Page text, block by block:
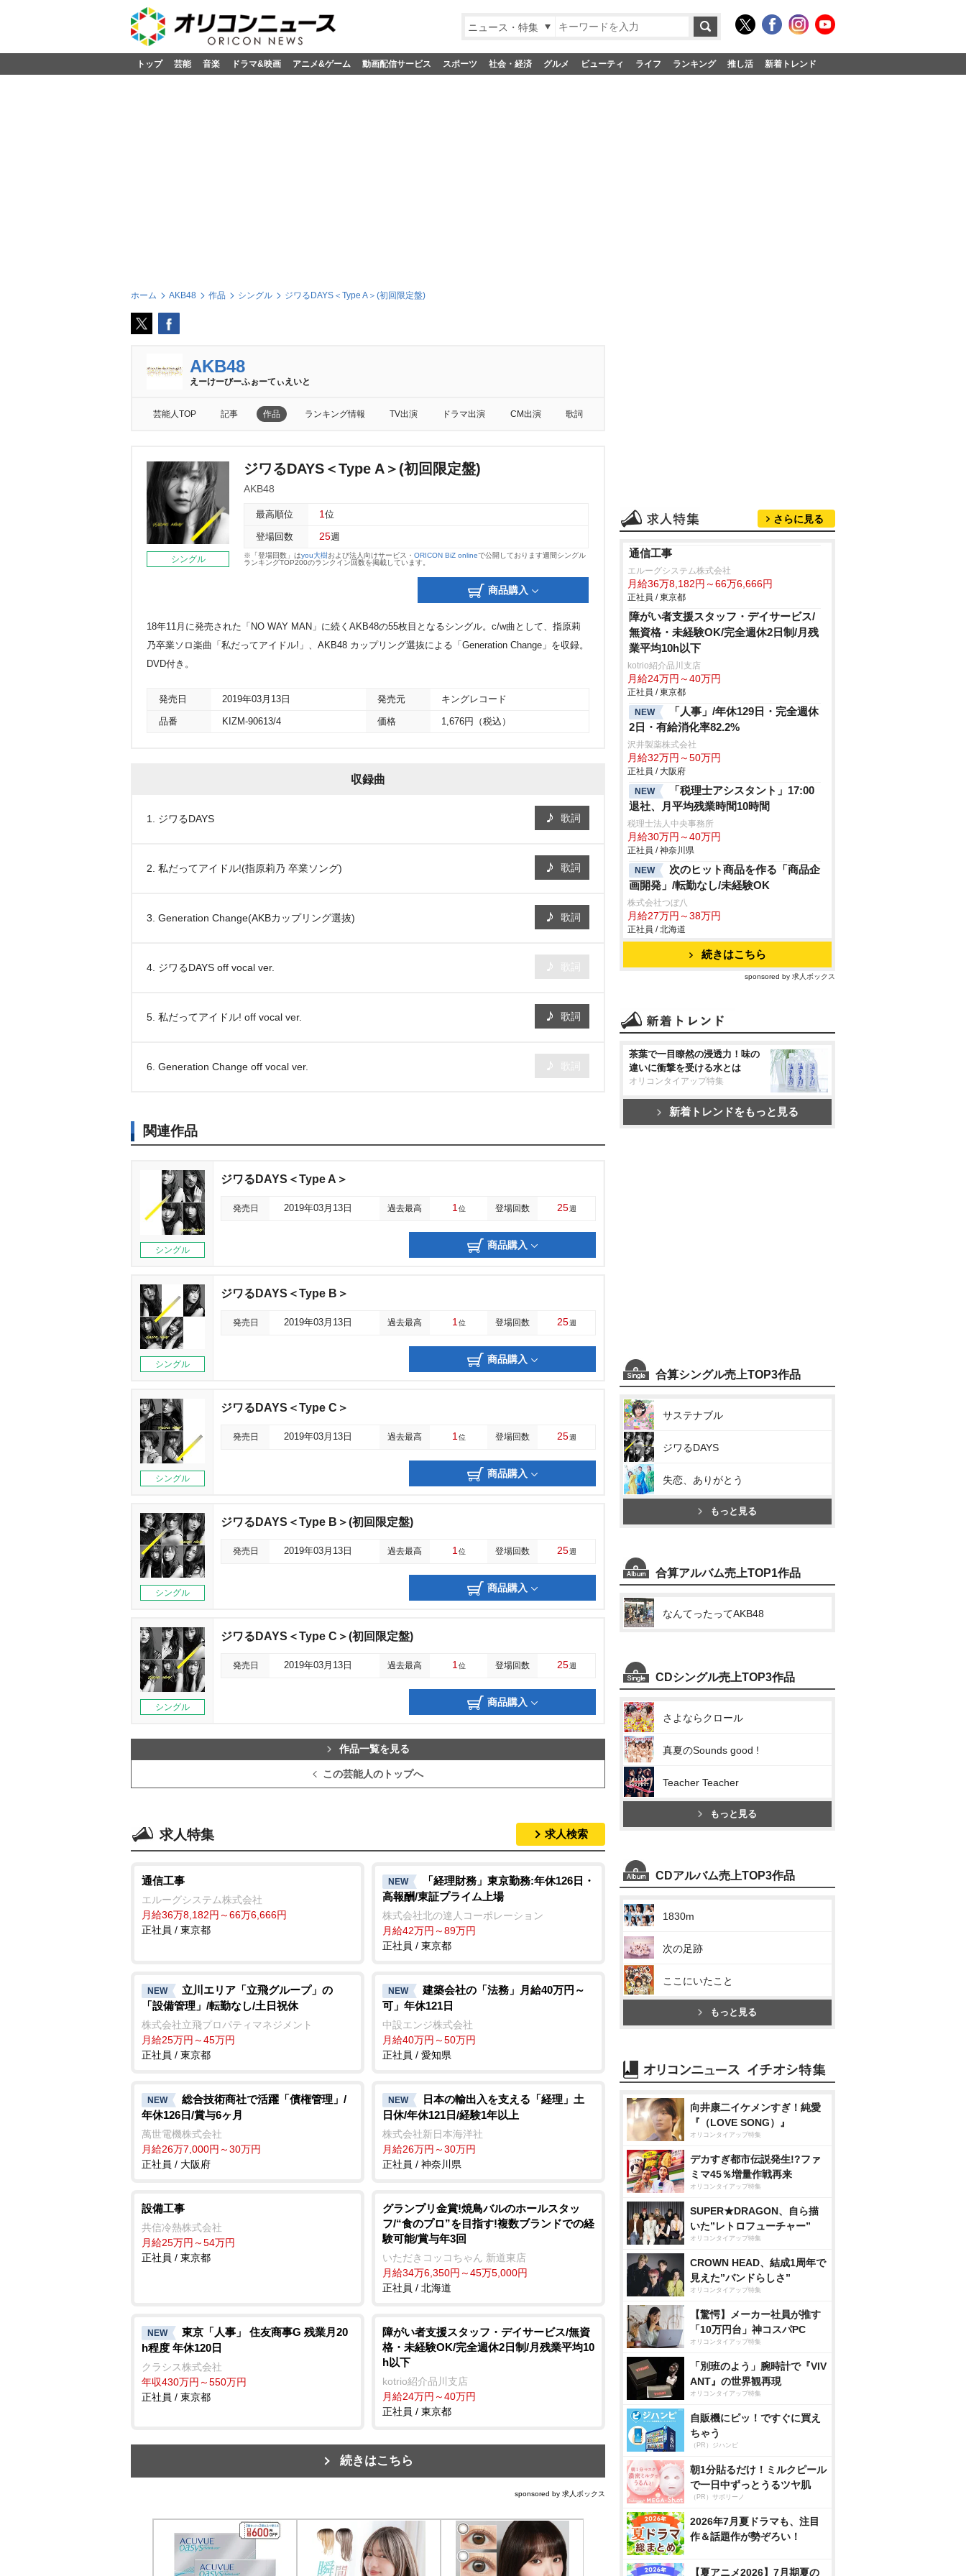
ニュース・特集
トップ 芸能 音楽 ドラマ&映画 アニメ&ゲーム 動画配信サービス スポーツ 社会・経済 グルメ ビューティ ライフ ランキング 推し活 新着トレンド
ホーム AKB48 作品 シングル ジワるDAYS＜Type A＞(初回限定盤)
AKB48
えーけーびーふぉーてぃえいと
芸能人TOP 記事 作品 ランキング情報 TV出演 ドラマ出演 CM出演 歌詞
シングル
ジワるDAYS＜Type A＞(初回限定盤)
AKB48
最高順位 1 位
登場回数 25週
※「登場回数」はyou大樹および法人向けサービス・ ORICON BiZ onlineで公開しております週間シングル
ランキングTOP200のランクイン回数を掲載しています。
商品購入
18年11月に発売された「NO WAY MAN」に続くAKB48の55枚目となるシングル。c/w曲として、指原莉
乃卒業ソロ楽曲「私だってアイドル!」、AKB48 カップリング選抜による「Generation Change」を収録。
DVD付き。
発売日 2019年03月13日 発売元 キングレコード
品番 KIZM-90613/4 価格 1,676円（税込）
収録曲
1. ジワるDAYS 歌詞
2. 私だってアイドル!(指原莉乃 卒業ソング) 歌詞
3. Generation Change(AKBカップリング選抜) 歌詞
4. ジワるDAYS off vocal ver.
5. 私だってアイドル! off vocal ver. 歌詞
6. Generation Change off vocal ver.
関連作品
シングル
ジワるDAYS＜Type A＞
発売日 2019年03月13日 過去最高 1 位 登場回数 25週
商品購入
シングル
ジワるDAYS＜Type B＞
発売日 2019年03月13日 過去最高 1 位 登場回数 25週
商品購入
シングル
ジワるDAYS＜Type C＞
発売日 2019年03月13日 過去最高 1 位 登場回数 25週
商品購入
シングル
ジワるDAYS＜Type B＞(初回限定盤)
発売日 2019年03月13日 過去最高 1 位 登場回数 25週
商品購入
シングル
ジワるDAYS＜Type C＞(初回限定盤)
発売日 2019年03月13日 過去最高 1 位 登場回数 25週
商品購入
作品一覧を見る
この芸能人のトップへ
求人特集 求人検索
通信工事
エルーグシステム株式会社
月給36万8,182円～66万6,666円
正社員 / 東京都
NEW
「経理財務」東京勤務:年休126日・
高報酬/東証プライム上場
株式会社北の達人コーポレーション
月給42万円～89万円
正社員 / 東京都
NEW
立川エリア「立飛グループ」の
「設備管理」/転勤なし/土日祝休
株式会社立飛プロパティマネジメント
月給25万円～45万円
正社員 / 東京都
NEW
建築会社の「法務」月給40万円～
可」年休121日
中設エンジ株式会社
月給40万円～50万円
正社員 / 愛知県
NEW
総合技術商社で活躍「債権管理」/
年休126日/賞与6ヶ月
萬世電機株式会社
月給26万7,000円～30万円
正社員 / 大阪府
NEW
日本の輸出入を支える「経理」土
日休/年休121日/経験1年以上
株式会社新日本海洋社
月給26万円～30万円
正社員 / 神奈川県
設備工事
共信冷熱株式会社
月給25万円～54万円
正社員 / 東京都
グランプリ金賞!焼鳥バルのホールスタッ
フ/“食のプロ”を目指す!複数ブランドでの経
験可能/賞与年3回
いただきコッコちゃん 新道東店
月給34万6,350円～45万5,000円
正社員 / 北海道
NEW
東京「人事」 住友商事G 残業月20
h程度 年休120日
クラシス株式会社
年収430万円～550万円
正社員 / 東京都
障がい者支援スタッフ・デイサービス/無資
格・未経験OK/完全週休2日制/月残業平均10
h以下
kotrio紹介品川支店
月給24万円～40万円
正社員 / 東京都
続きはこちら
sponsored by 求人ボックス
さらに見る
通信工事
エルーグシステム株式会社
月給36万8,182円～66万6,666円
正社員 / 東京都
障がい者支援スタッフ・デイサービス/
無資格・未経験OK/完全週休2日制/月残
業平均10h以下
kotrio紹介品川支店
月給24万円～40万円
正社員 / 東京都
NEW
「人事」/年休129日・完全週休
2日・有給消化率82.2%
沢井製薬株式会社
月給32万円～50万円
正社員 / 大阪府
NEW
「税理士アシスタント」17:00
退社、月平均残業時間10時間
税理士法人中央事務所
月給30万円～40万円
正社員 / 神奈川県
NEW
次のヒット商品を作る「商品企
画開発」/転勤なし/未経験OK
株式会社つぼ八
月給27万円～38万円
正社員 / 北海道
続きはこちら
sponsored by 求人ボックス
茶葉で一目瞭然の浸透力！味の
違いに衝撃を受ける水とは
オリコンタイアップ特集
新着トレンドをもっと見る
合算シングル売上TOP3作品
サステナブル
ジワるDAYS
失恋、ありがとう
もっと見る
合算アルバム売上TOP1作品
なんてったってAKB48
CDシングル売上TOP3作品
さよならクロール
真夏のSounds good !
Teacher Teacher
もっと見る
CDアルバム売上TOP3作品
1830m
次の足跡
ここにいたこと
もっと見る
向井康二イケメンすぎ！純愛
『（LOVE SONG）』
オリコンタイアップ特集
デカすぎ都市伝説発生!?ファ
ミマ45％増量作戦再来
オリコンタイアップ特集
SUPER★DRAGON、自ら描
いた”レトロフューチャー”
オリコンタイアップ特集
CROWN HEAD、結成1周年で
見えた”バンドらしさ”
オリコンタイアップ特集
【驚愕】メーカー社員が推す
「10万円台」神コスパPC
オリコンタイアップ特集
「別班のよう」腕時計で『VIV
ANT』の世界観再現
オリコンタイアップ特集
自販機にピッ！ですぐに買え
ちゃう
（PR）ジハンピ
朝1分貼るだけ！ミルクピール
で一日中ずっとうるツヤ肌
（PR）サボリーノ
2026年7月夏ドラマも、注目
作＆話題作が勢ぞろい！
【夏アニメ2026】7月期夏の